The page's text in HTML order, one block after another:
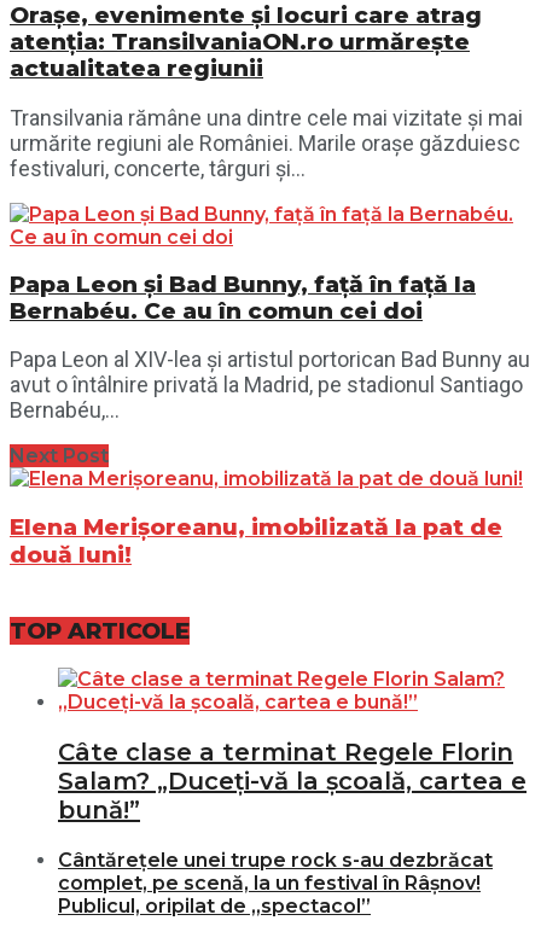
Orașe, evenimente și locuri care atrag
atenția: TransilvaniaON.ro urmărește
actualitatea regiunii
Transilvania rămâne una dintre cele mai vizitate și mai
urmărite regiuni ale României. Marile orașe găzduiesc
festivaluri, concerte, târguri și...
Papa Leon și Bad Bunny, față în față la
Bernabéu. Ce au în comun cei doi
Papa Leon al XIV-lea și artistul portorican Bad Bunny au
avut o întâlnire privată la Madrid, pe stadionul Santiago
Bernabéu,...
Next Post
Elena Merișoreanu, imobilizată la pat de
două luni!
TOP ARTICOLE
Câte clase a terminat Regele Florin
Salam? „Duceți-vă la școală, cartea e
bună!”
Cântărețele unei trupe rock s-au dezbrăcat
complet, pe scenă, la un festival în Râșnov!
Publicul, oripilat de „spectacol”